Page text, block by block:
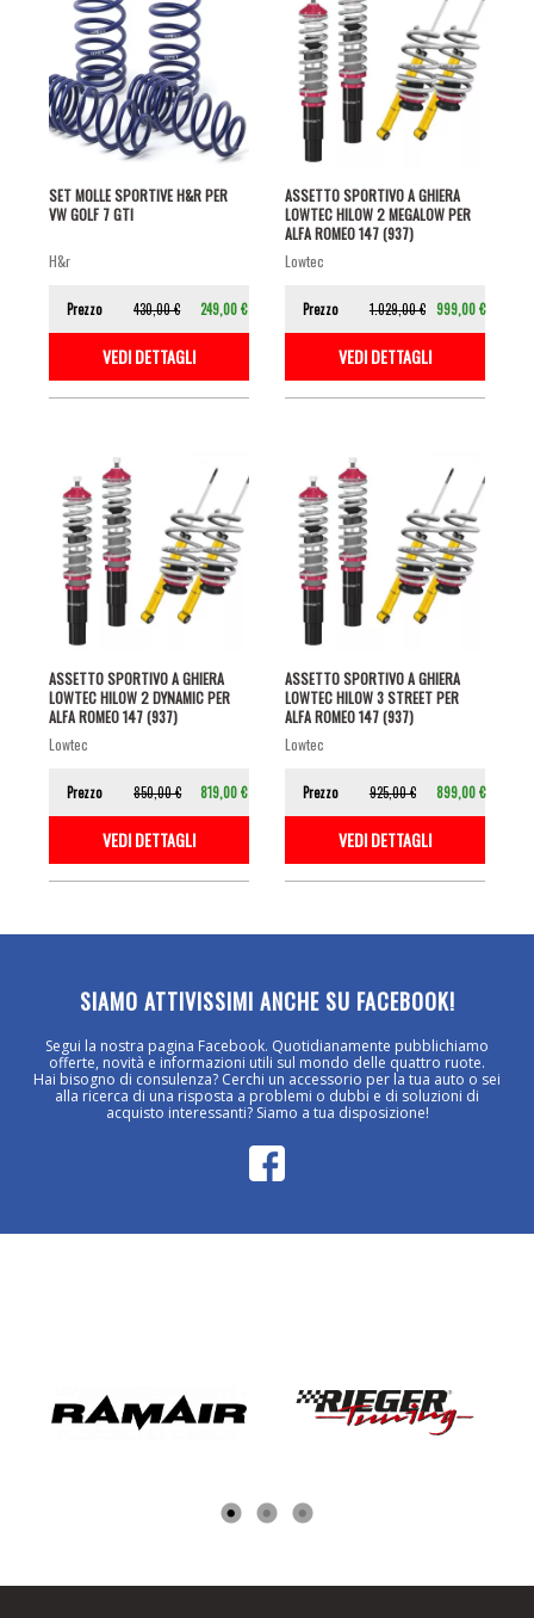
SET MOLLE SPORTIVE H&R PER
VW GOLF 7 GTI
h&r
Prezzo 430,00 € 249,00 €
VEDI DETTAGLI
ASSETTO SPORTIVO A GHIERA
LOWTEC HILOW 2 MEGALOW PER
ALFA ROMEO 147 (937)
lowtec
Prezzo 1.029,00 € 999,00 €
VEDI DETTAGLI
ASSETTO SPORTIVO A GHIERA
LOWTEC HILOW 2 DYNAMIC PER
ALFA ROMEO 147 (937)
lowtec
Prezzo 850,00 € 819,00 €
VEDI DETTAGLI
ASSETTO SPORTIVO A GHIERA
LOWTEC HILOW 3 STREET PER
ALFA ROMEO 147 (937)
lowtec
Prezzo 925,00 € 899,00 €
VEDI DETTAGLI
SIAMO ATTIVISSIMI ANCHE SU FACEBOOK!
Segui la nostra pagina Facebook. Quotidianamente pubblichiamo
offerte, novità e informazioni utili sul mondo delle quattro ruote.
Hai bisogno di consulenza? Cerchi un accessorio per la tua auto o sei
alla ricerca di una risposta a problemi o dubbi e di soluzioni di
acquisto interessanti? Siamo a tua disposizione!